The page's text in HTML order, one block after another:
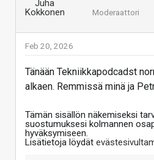
Moderaattori
Feb 20, 2026
Tänään Tekniikkapodcadst
alkaen. Remmissä minä ja
Tämän sisällön näkemiseksi
suostumuksesi kolmannen
hyväksymiseen.
Lisätietoja löydät